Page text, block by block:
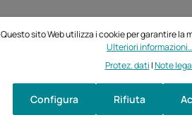
Questo sito Web utilizza i cookie per garantire la
Ulteriori
Protez. dati |Note
Rifiuta
Configura